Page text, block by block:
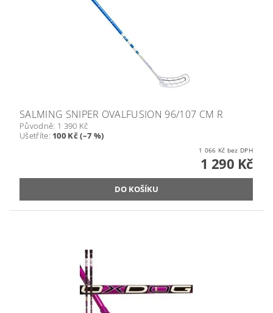
SALMING SNIPER OVALFUSION 96/107 CM R
Původně: 1 390 Kč
Ušetříte: 100 Kč (–7 %)
1 066 Kč bez DPH
1 290 Kč